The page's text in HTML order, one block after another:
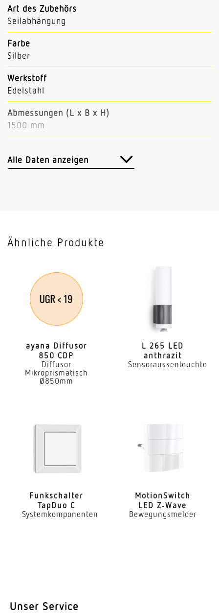
Art des Zubehörs
Seilabhängung
Farbe
Silber
Werkstoff
Edelstahl
Abmessungen (L x B x H)
1500 mm
5 Jahre
Alle Daten anzeigen
Ähnliche Produkte
ayana Diffusor
850 CDP
Diffusor
Mikroprismatisch
Ø850mm
L 265 LED
anthrazit
Sensoraussenleuchte
Funk­schalter
TapDuo C
Systemkomponenten
Moti­onS­witch
LED Z‑Wave
Bewegungsmelder
Unser Service